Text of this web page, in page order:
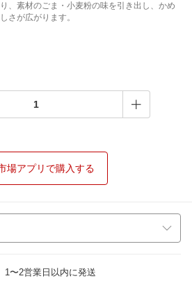
、素材のごま・小麦粉の味を引き出し、かめ
さが広がります。
場アプリで購入する
1〜2営業日以内に発送